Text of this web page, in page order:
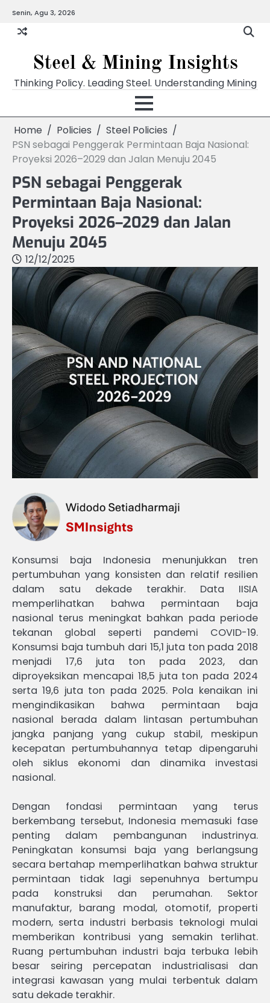
content
Senin, Agu 3, 2026
Steel & Mining Insights
Thinking Policy. Leading Steel. Understanding Mining
Home Policies
Steel Policies
PSN sebagai Penggerak Permintaan Baja Nasional:
Proyeksi 2026–2029 dan Jalan Menuju 2045
PSN sebagai Penggerak
Permintaan Baja Nasional:
Proyeksi 2026–2029 dan Jalan
Menuju 2045
12/12/2025
Konsumsi baja Indonesia menunjukkan tren
pertumbuhan yang konsisten dan relatif resilien
dalam satu dekade terakhir. Data IISIA
memperlihatkan bahwa permintaan baja
nasional terus meningkat bahkan pada periode
tekanan global seperti pandemi COVID-19.
Konsumsi baja tumbuh dari 15,1 juta ton pada 2018
menjadi 17,6 juta ton pada 2023, dan
diproyeksikan mencapai 18,5 juta ton pada 2024
serta 19,6 juta ton pada 2025. Pola kenaikan ini
mengindikasikan bahwa permintaan baja
nasional berada dalam lintasan pertumbuhan
jangka panjang yang cukup stabil, meskipun
kecepatan pertumbuhannya tetap dipengaruhi
oleh siklus ekonomi dan dinamika investasi
nasional.
Dengan fondasi permintaan yang terus
berkembang tersebut, Indonesia memasuki fase
penting dalam pembangunan industrinya.
Peningkatan konsumsi baja yang berlangsung
secara bertahap memperlihatkan bahwa struktur
permintaan tidak lagi sepenuhnya bertumpu
pada konstruksi dan perumahan. Sektor
manufaktur, barang modal, otomotif, properti
modern, serta industri berbasis teknologi mulai
memberikan kontribusi yang semakin terlihat.
Ruang pertumbuhan industri baja terbuka lebih
besar seiring percepatan industrialisasi dan
integrasi kawasan yang mulai terbentuk dalam
satu dekade terakhir.